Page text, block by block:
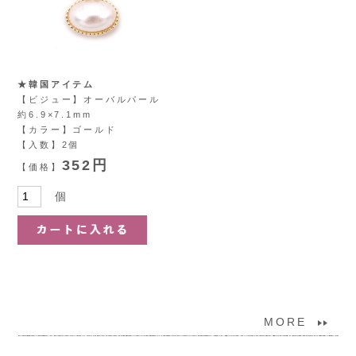
★韓国アイテム
【ビジュー】オーバルパール
約6.9×7.1mm
【カラー】ゴールド
【入数】2個
【価格】 352円
個
MORE